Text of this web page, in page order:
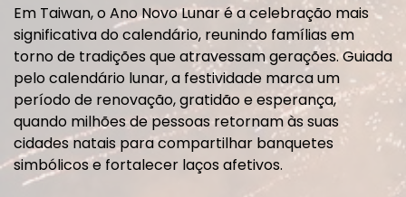
Em Taiwan, o Ano Novo Lunar é a celebração mais
significativa do calendário, reunindo famílias em
torno de tradições que atravessam gerações. Guiada
pelo calendário lunar, a festividade marca um
período de renovação, gratidão e esperança,
quando milhões de pessoas retornam às suas
cidades natais para compartilhar banquetes
simbólicos e fortalecer laços afetivos.